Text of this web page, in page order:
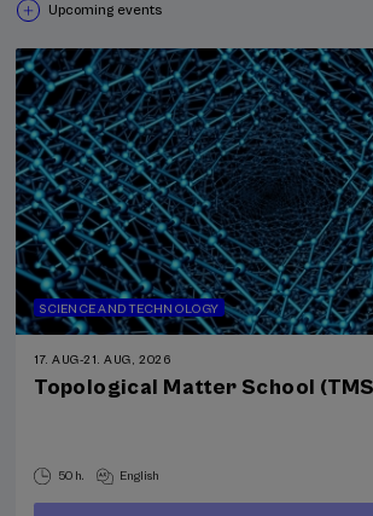
Upcoming events
SCIENCE AND TECHNOLOGY
17. AUG-21. AUG, 2026
Topological Matter School
50 h. English